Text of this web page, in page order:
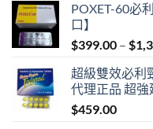
POXET-60必
口】
$399.00 – $
超級雙效必利
代理正品 超
$459.00